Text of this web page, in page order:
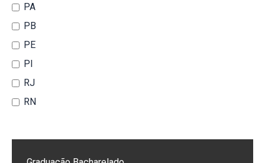
PA
PB
PE
PI
RJ
RN